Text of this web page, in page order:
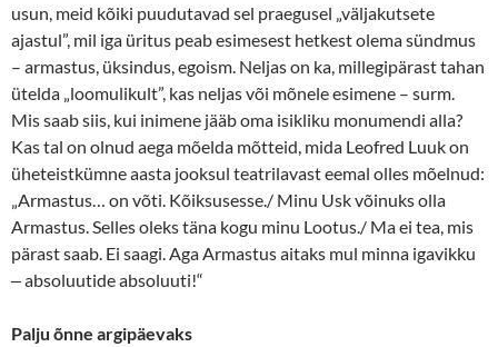
usun, meid kõiki puudutavad sel praegusel „väljakutsete
ajastul”, mil iga üritus peab esimesest hetkest olema sündmus
– armastus, üksindus, egoism. Neljas on ka, millegipärast tahan
ütelda „loomulikult”, kas neljas või mõnele esimene – surm.
Mis saab siis, kui inimene jääb oma isikliku monumendi alla?
Kas tal on olnud aega mõelda mõtteid, mida Leofred Luuk on
üheteistkümne aasta jooksul teatrilavast eemal olles mõelnud:
„Armastus… on võti. Kõiksusesse./ Minu Usk võinuks olla
Armastus. Selles oleks täna kogu minu Lootus./ Ma ei tea, mis
pärast saab. Ei saagi. Aga Armastus aitaks mul minna igavikku
‒ absoluutide absoluuti!“
Palju õnne argipäevaks